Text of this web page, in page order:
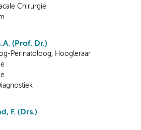
Chirurgie
(Prof. Dr.)
Perinatoloog, Hoogleraar
F. (Drs.)